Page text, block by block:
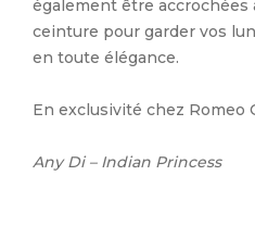
également être accrochées
ceinture pour garder vos
en toute élégance.
En exclusivité chez Romeo
Any Di – Indian Princess